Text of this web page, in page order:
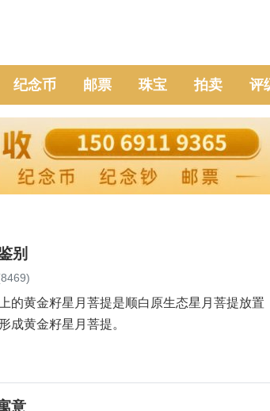
纪念币 邮票 珠宝 拍卖 评
别
金籽星月菩提是顺白原生态星月菩提放置
成黄金籽星月菩提。
意